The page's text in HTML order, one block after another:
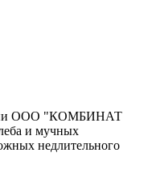
ООО "КОМБИНАТ
и мучных
недлительного